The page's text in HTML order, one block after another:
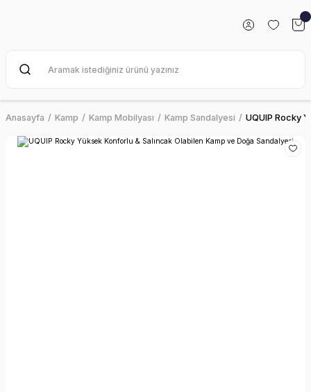
Anasayfa Kamp Kamp Mobilyası Kamp Sandalyesi UQUIP Rocky